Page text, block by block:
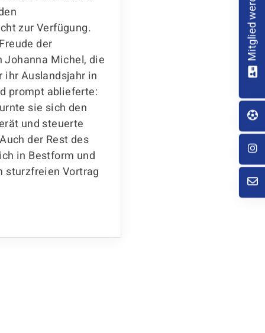
zur Verfügung.
der
Michel, die
ihr Auslandsjahr in
prompt ablieferte:
sie sich den
und steuerte
der Rest des
in Bestform und
sturzfreien Vortrag
Altersklasse 35 und
Deutschen
konnte sich
hochkarätig
qualifizieren.
Sarah, Pauline und
Trainerin Darja
vergangenen
nach Koblenz, um
Turnerinnen
nicht nur das: Sie
Mitglied werden!